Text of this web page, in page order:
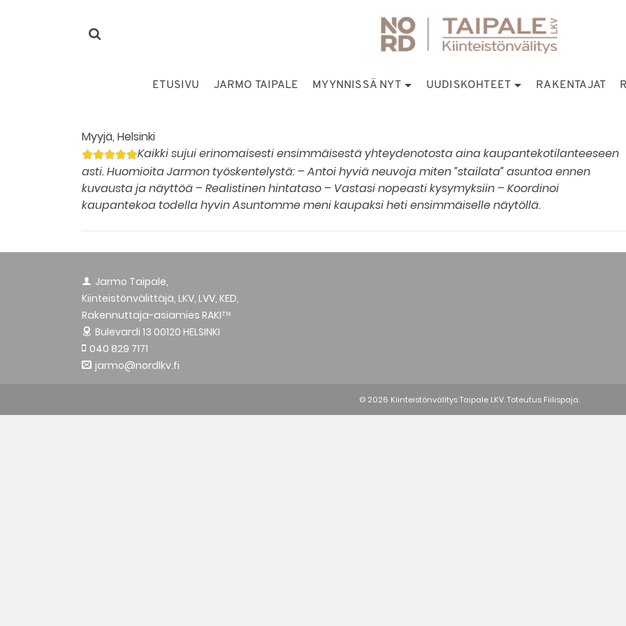
ETUSIVU JARMO TAIPALE MYYNNISSÄ NYT UUDISKOHTEET RAKENTAJAT
Myyjä, Helsinki
Kaikki sujui erinomaisesti ensimmäisestä yhteydenotosta aina kaupantekotilanteeseen
asti. Huomioita Jarmon työskentelystä: – Antoi hyviä neuvoja miten ”stailata” asuntoa ennen
kuvausta ja näyttöä – Realistinen hintataso – Vastasi nopeasti kysymyksiin – Koordinoi
kaupantekoa todella hyvin Asuntomme meni kaupaksi heti ensimmäiselle näytöllä.
Jarmo Taipale,
Kiinteistönvälittäjä, LKV, LVV, KED,
Rakennuttaja-asiamies RAKI™
Bulevardi 13 00120 HELSINKI
040 829 7171
jarmo@nordlkv.fi
© 2026 Kiinteistönvälitys Taipale LKV. Toteutus Fiilispaja.